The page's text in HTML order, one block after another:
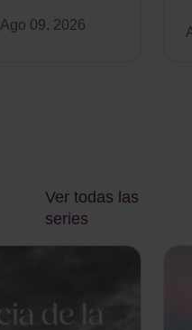
Ago 09, 2026
Ver todas las
series